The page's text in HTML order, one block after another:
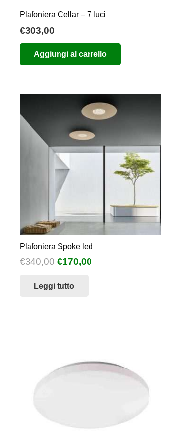
Plafoniera Cellar – 7 luci
€303,00
Aggiungi al carrello
Plafoniera Spoke led
€340,00 Il
originale
€170,00
Leggi tutto